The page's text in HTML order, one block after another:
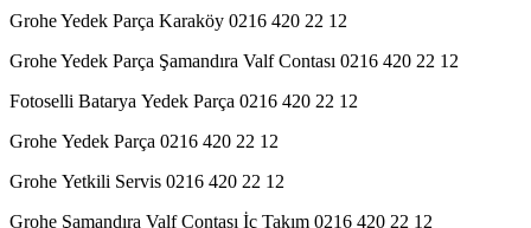
Grohe Yedek Parça Karaköy 0216 420 22 12
Grohe Yedek Parça Şamandıra Valf Contası 0216 420 22 12
Fotoselli Batarya Yedek Parça 0216 420 22 12
Grohe Yedek Parça 0216 420 22 12
Grohe Yetkili Servis 0216 420 22 12
Grohe Şamandıra Valf Contası İç Takım 0216 420 22 12